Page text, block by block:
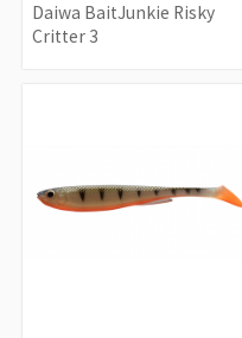
Daiwa BaitJunkie Risky
Critter 3